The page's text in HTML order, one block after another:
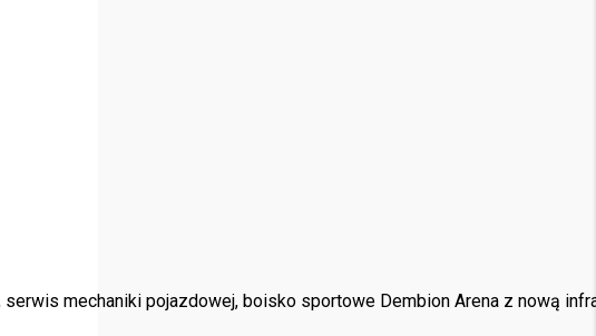
mechaniki pojazdowej, boisko sportowe Dembion Arena z nową